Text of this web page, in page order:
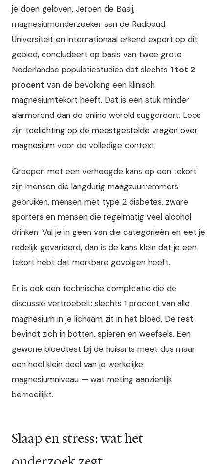
je doen geloven. Jeroen de Baaij,
magnesiumonderzoeker aan de Radboud
Universiteit en internationaal erkend expert op dit
gebied, concludeert op basis van twee grote
Nederlandse populatiestudies dat slechts 1 tot 2
procent van de bevolking een klinisch
magnesiumtekort heeft. Dat is een stuk minder
alarmerend dan de online wereld suggereert. Lees
zijn toelichting op de meestgestelde vragen over
magnesium voor de volledige context.
Groepen met een verhoogde kans op een tekort
zijn mensen die langdurig maagzuurremmers
gebruiken, mensen met type 2 diabetes, zware
sporters en mensen die regelmatig veel alcohol
drinken. Val je in geen van die categorieën en eet je
redelijk gevarieerd, dan is de kans klein dat je een
tekort hebt dat merkbare gevolgen heeft.
Er is ook een technische complicatie die de
discussie vertroebelt: slechts 1 procent van alle
magnesium in je lichaam zit in het bloed. De rest
bevindt zich in botten, spieren en weefsels. Een
gewone bloedtest bij de huisarts meet dus maar
een heel klein deel van je werkelijke
magnesiumniveau — wat meting aanzienlijk
bemoeilijkt.
Slaap en stress: wat het